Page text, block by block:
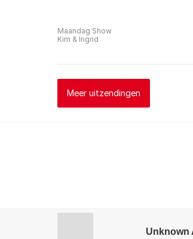
Maandag Show
Kim & Ingrid
Meer uitzendingen
Unknown